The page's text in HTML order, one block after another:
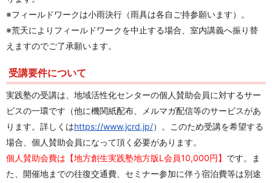
※フィールドワークは小雨決行（雨具は各自ご持参願います）。
※荒天によりフィールドワークを中止する場合、室内講義へ振り替
えますのでご了承願います。
受講要件について
実践塾の受講は、地域活性化センターの個人賛助会員に対するサー
ビスの一環です（他に機関紙配布、メルマガ配信等のサービスがあ
ります。詳しくはhttps://www.jcrd.jp/）。このため受講を希望する
場合、個人賛助会員になって頂く必要があります。
個人賛助会費は【地方創生実践塾地方版L会員10,000円】 です。ま
た、開催地までの往復交通費、セミナー参加に伴う宿泊費等は別途